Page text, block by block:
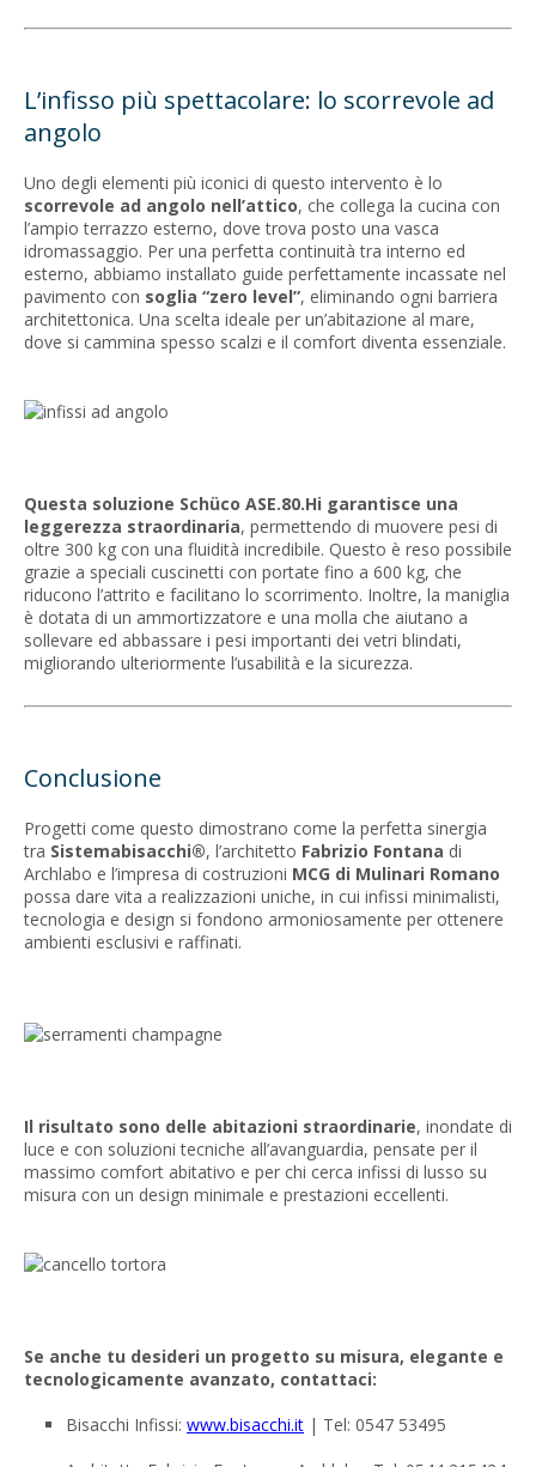
L’infisso più spettacolare: lo scorrevole ad
angolo
Uno degli elementi più iconici di questo intervento è lo
scorrevole ad angolo nell’attico, che collega la cucina con
l’ampio terrazzo esterno, dove trova posto una vasca
idromassaggio. Per una perfetta continuità tra interno ed
esterno, abbiamo installato guide perfettamente incassate nel
pavimento con soglia “zero level”, eliminando ogni barriera
architettonica. Una scelta ideale per un’abitazione al mare,
dove si cammina spesso scalzi e il comfort diventa essenziale.
Questa soluzione Schüco ASE.80.Hi garantisce una
leggerezza straordinaria, permettendo di muovere pesi di
oltre 300 kg con una fluidità incredibile. Questo è reso possibile
grazie a speciali cuscinetti con portate fino a 600 kg, che
riducono l’attrito e facilitano lo scorrimento. Inoltre, la maniglia
è dotata di un ammortizzatore e una molla che aiutano a
sollevare ed abbassare i pesi importanti dei vetri blindati,
migliorando ulteriormente l’usabilità e la sicurezza.
Conclusione
Progetti come questo dimostrano come la perfetta sinergia
tra Sistemabisacchi®, l’architetto Fabrizio Fontana di
Archlabo e l’impresa di costruzioni MCG di Mulinari Romano
possa dare vita a realizzazioni uniche, in cui infissi minimalisti,
tecnologia e design si fondono armoniosamente per ottenere
ambienti esclusivi e raffinati.
Il risultato sono delle abitazioni straordinarie, inondate di
luce e con soluzioni tecniche all’avanguardia, pensate per il
massimo comfort abitativo e per chi cerca infissi di lusso su
misura con un design minimale e prestazioni eccellenti.
Se anche tu desideri un progetto su misura, elegante e
tecnologicamente avanzato, contattaci:
Bisacchi Infissi: www.bisacchi.it | Tel: 0547 53495